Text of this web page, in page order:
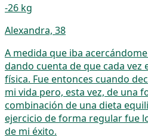
-26 kg
Alexandra, 38
A medida que iba
dando cuenta de que cada vez
física. Fue entonces cuando
mi vida pero, esta vez, de una
combinación de una dieta
ejercicio de forma regular fue
de mi éxito.